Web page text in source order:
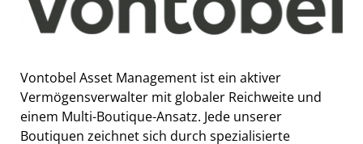
Vontobel Asset Management ist ein aktiver
Vermögensverwalter mit globaler Reichweite und
einem Multi-Boutique-Ansatz. Jede unserer
Boutiquen zeichnet sich durch spezialisierte